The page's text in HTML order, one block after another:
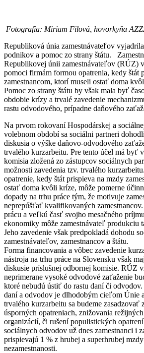
Fotografia: Miriam Filová, hovorkyňa
Republiková únia zamestnávateľov
podnikov a pomoc zo strany štátu.
Republikovej únii zamestnávateľov (RÚZ)
pomoci firmám formou opatrenia, kedy štát
zamestnancom, ktorí museli ostať doma
Pomoc zo strany štátu by však mala byť
obdobie krízy a trvalé zavedenie
rastu odvodového, prípadne daňového
Na prvom rokovaní Hospodárskej a
volebnom období sa sociálni partneri
diskusia o výške daňovo-odvodového
trvalého kurzarbeitu. Pre tento účel má byť
komisia zložená zo zástupcov sociálnych
možnosti zavedenia tzv. trvalého
opatrenie, kedy štát prispieva na mzdy
ostať doma kvôli kríze, môže pomerne
dopady na trhu práce tým, že motivuje
neprepúšťať kvalifikovaných
prácu a veľkú časť svojho mesačného
ekonomiky môže zamestnávateľ produkciu
Jeho zavedenie však predpokladá dohodu
zamestnávateľov, zamestnancov a štátu.
Forma financovania a vôbec zavedenie
nástroja na trhu práce na Slovensku však
diskusie príslušnej odbornej komisie. RÚZ
neprimerane vysoké odvodové zaťaženie
ktoré nebudú ústiť do rastu daní či
daní a odvodov je dlhodobým cieľom Únie
trvalého kurzarbeitu sa budeme zasadzovať
úsporných opatreniach, znižovania
organizácií, či rušení populistických
sociálnych odvodov už dnes zamestnanci i
prispievajú 1 % z hrubej a superhrubej
nezamestnanosti.